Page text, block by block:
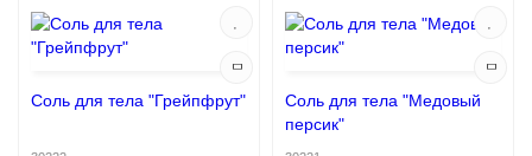
Соль для тела "Грейпфрут"
Соль для тела "Медовый
персик"